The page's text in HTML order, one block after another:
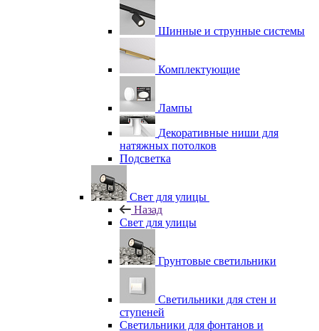
Шинные и струнные системы
Комплектующие
Лампы
Декоративные ниши для
натяжных потолков
Подсветка
Свет для улицы
Назад
Свет для улицы
Грунтовые светильники
Светильники для стен и
ступеней
Светильники для фонтанов и